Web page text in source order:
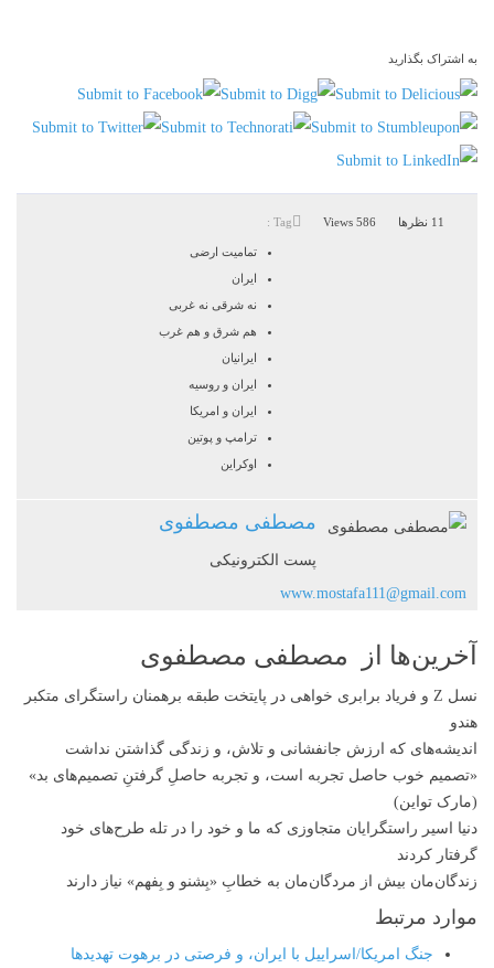
به اشتراک بگذارید
11 نظرها 586 Views
Tag :
تمامیت ارضی
ایران
نه شرقی نه غربی
هم شرق و هم غرب
ایرانیان
ایران و روسیه
ایران و امریکا
ترامپ و پوتین
اوکراین
مصطفی مصطفوی
پست الکترونیکی
www.mostafa111@gmail.com
آخرین‌ها از مصطفی مصطفوی
نسل Z و فریاد برابری خواهی در پایتخت طبقه برهمنان راستگرای متکبر
هندو
اندیشه‌های که ارزش جانفشانی و تلاش، و زندگی گذاشتن نداشت
«تصمیم‌ خوب حاصل تجربه‌ است، و تجربه حاصلِ گرفتنِ تصمیم‌های بد»
(مارک تواین)
دنیا اسیر راستگرایان متجاوزی‌ که ما و خود را در تله طرح‌های خود
گرفتار کردند
زندگان‌مان بیش از مردگان‌مان به خطابِ «بِشنو و بِفهم» نیاز دارند
موارد مرتبط
جنگ امریکا/اسراییل با ایران، و فرصتی در برهوت تهدیدها